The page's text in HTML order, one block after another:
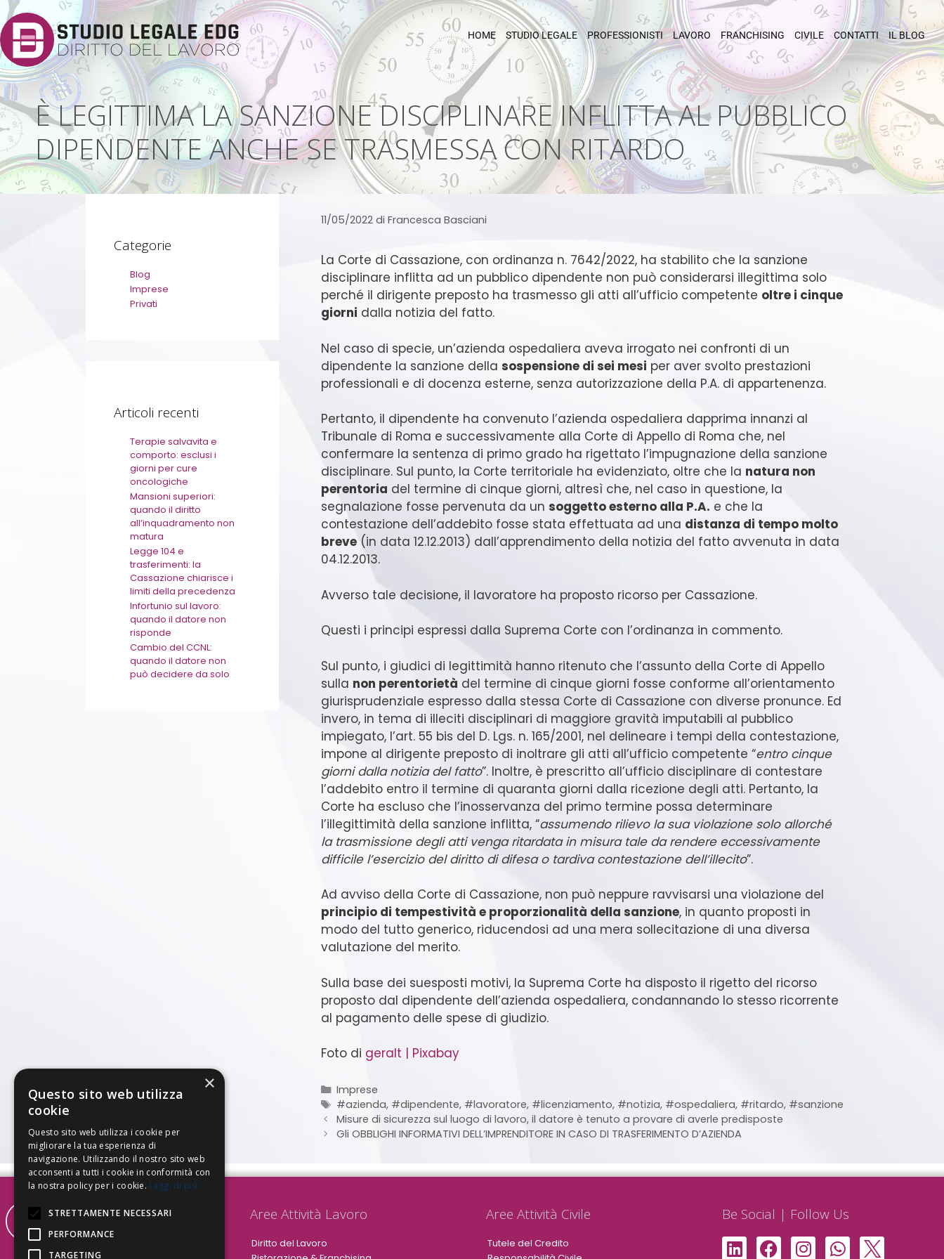
HOME STUDIO LEGALE PROFESSIONISTI LAVORO FRANCHISING CIVILE CONTATTI IL BLOG
È LEGITTIMA LA SANZIONE DISCIPLINARE INFLITTA AL PUBBLICO
DIPENDENTE ANCHE SE TRASMESSA CON RITARDO
11/05/2022 di Francesca Basciani
La Corte di Cassazione, con ordinanza n. 7642/2022, ha stabilito che la sanzione
disciplinare inflitta ad un pubblico dipendente non può considerarsi illegittima solo
perché il dirigente preposto ha trasmesso gli atti all’ufficio competente oltre i cinque
giorni dalla notizia del fatto.
Nel caso di specie, un’azienda ospedaliera aveva irrogato nei confronti di un
dipendente la sanzione della sospensione di sei mesi per aver svolto prestazioni
professionali e di docenza esterne, senza autorizzazione della P.A. di appartenenza.
Pertanto, il dipendente ha convenuto l’azienda ospedaliera dapprima innanzi al
Tribunale di Roma e successivamente alla Corte di Appello di Roma che, nel
confermare la sentenza di primo grado ha rigettato l’impugnazione della sanzione
disciplinare. Sul punto, la Corte territoriale ha evidenziato, oltre che la natura non
perentoria del termine di cinque giorni, altresì che, nel caso in questione, la
segnalazione fosse pervenuta da un soggetto esterno alla P.A. e che la
contestazione dell’addebito fosse stata effettuata ad una distanza di tempo molto
breve (in data 12.12.2013) dall’apprendimento della notizia del fatto avvenuta in data
04.12.2013.
Avverso tale decisione, il lavoratore ha proposto ricorso per Cassazione.
Questi i principi espressi dalla Suprema Corte con l’ordinanza in commento.
Sul punto, i giudici di legittimità hanno ritenuto che l’assunto della Corte di Appello
sulla non perentorietà del termine di cinque giorni fosse conforme all’orientamento
giurisprudenziale espresso dalla stessa Corte di Cassazione con diverse pronunce. Ed
invero, in tema di illeciti disciplinari di maggiore gravità imputabili al pubblico
impiegato, l’art. 55 bis del D. Lgs. n. 165/2001, nel delineare i tempi della contestazione,
impone al dirigente preposto di inoltrare gli atti all’ufficio competente “entro cinque
giorni dalla notizia del fatto”. Inoltre, è prescritto all’ufficio disciplinare di contestare
l’addebito entro il termine di quaranta giorni dalla ricezione degli atti. Pertanto, la
Corte ha escluso che l’inosservanza del primo termine possa determinare
l’illegittimità della sanzione inflitta, “assumendo rilievo la sua violazione solo allorché
la trasmissione degli atti venga ritardata in misura tale da rendere eccessivamente
difficile l’esercizio del diritto di difesa o tardiva contestazione dell’illecito”.
Ad avviso della Corte di Cassazione, non può neppure ravvisarsi una violazione del
principio di tempestività e proporzionalità della sanzione, in quanto proposti in
modo del tutto generico, riducendosi ad una mera sollecitazione di una diversa
valutazione del merito.
Sulla base dei suesposti motivi, la Suprema Corte ha disposto il rigetto del ricorso
proposto dal dipendente dell’azienda ospedaliera, condannando lo stesso ricorrente
al pagamento delle spese di giudizio.
Foto di geralt | Pixabay
Imprese
#azienda, #dipendente, #lavoratore, #licenziamento, #notizia, #ospedaliera, #ritardo, #sanzione
Misure di sicurezza sul luogo di lavoro, il datore è tenuto a provare di averle predisposte
Gli OBBLIGHI INFORMATIVI DELL’IMPRENDITORE IN CASO DI TRASFERIMENTO D’AZIENDA
Categorie
Blog
Imprese
Privati
Articoli recenti
Terapie salvavita e
comporto: esclusi i
giorni per cure
oncologiche
Mansioni superiori:
quando il diritto
all’inquadramento non
matura
Legge 104 e
trasferimenti: la
Cassazione chiarisce i
limiti della precedenza
Infortunio sul lavoro:
quando il datore non
risponde
Cambio del CCNL:
quando il datore non
può decidere da solo
Aree Attività Lavoro
Diritto del Lavoro
Aree Attività Civile
Tutele del Credito
Be Social | Follow Us
×
Questo sito web utilizza
cookie
Questo sito web utilizza i cookie per
migliorare la tua esperienza di
navigazione. Utilizzando il nostro sito web
acconsenti a tutti i cookie in conformità con
la nostra policy per i cookie. Leggi di più
STRETTAMENTE NECESSARI
PERFORMANCE
TARGETING